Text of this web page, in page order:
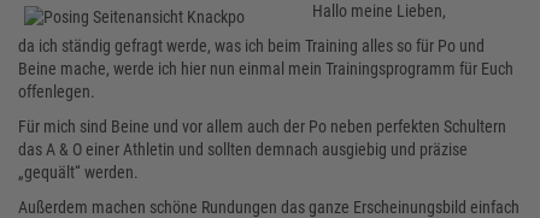
Hallo meine Lieben,
da ich ständig gefragt werde, was ich beim Training alles so für Po und
Beine mache, werde ich hier nun einmal mein Trainingsprogramm für Euch
offenlegen.
Für mich sind Beine und vor allem auch der Po neben perfekten Schultern
das A & O einer Athletin und sollten demnach ausgiebig und präzise
„gequält“ werden.
Außerdem machen schöne Rundungen das ganze Erscheinungsbild einfach